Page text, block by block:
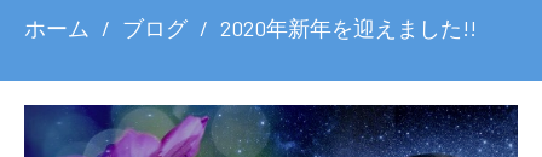
ホーム ブログ 2020年新年を迎えました!!